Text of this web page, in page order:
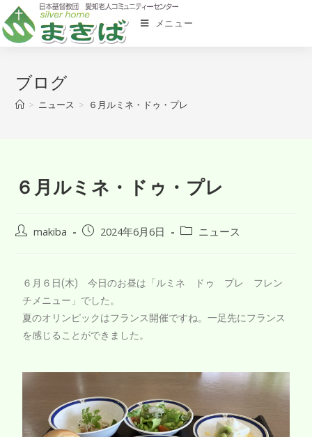
メニュー
ブログ
> ニュース > ６月ルミネ・ドゥ・プレ
６月ルミネ・ドゥ・プレ
makiba 2024年6月6日 ニュース
６月６日(木) 今日のお昼は「ルミネ ドゥ プレ フレン
チメニュー」でした。
夏のオリンピックはフランス開催ですね。一足先にフランス
を感じることができました。